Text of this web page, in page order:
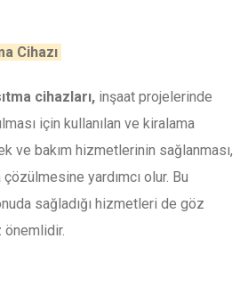
Cihazı
cihazları, inşaat projelerinde
için kullanılan ve kiralama
ve bakım hizmetlerinin sağlanması,
çözülmesine yardımcı olur. Bu
sağladığı hizmetleri de göz
önemlidir.